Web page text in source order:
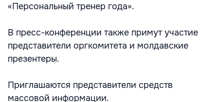
«Персональный тренер года».
В пресс-конференции также примут участие
представители оргкомитета и молдавские
презентеры.
Приглашаются представители средств
массовой информации.